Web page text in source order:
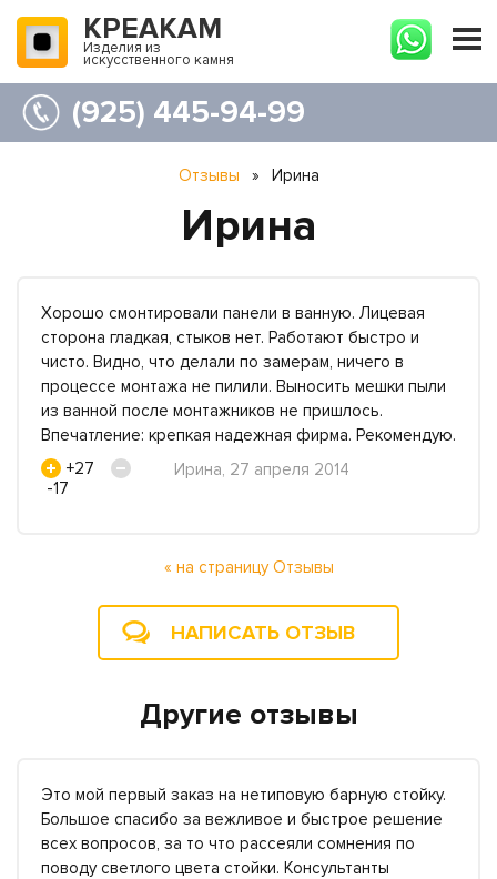
КРЕАКАМ
Изделия из
искусственного камня
(925) 445-94-99
Отзывы » Ирина
Ирина
Хорошо смонтировали панели в ванную. Лицевая
сторона гладкая, стыков нет. Работают быстро и
чисто. Видно, что делали по замерам, ничего в
процессе монтажа не пилили. Выносить мешки пыли
из ванной после монтажников не пришлось.
Впечатление: крепкая надежная фирма. Рекомендую.
+27
-17
Ирина, 27 апреля 2014
« на страницу Отзывы
НАПИСАТЬ ОТЗЫВ
Другие отзывы
Это мой первый заказ на нетиповую барную стойку.
Большое спасибо за вежливое и быстрое решение
всех вопросов, за то что рассеяли сомнения по
поводу светлого цвета стойки. Консультанты